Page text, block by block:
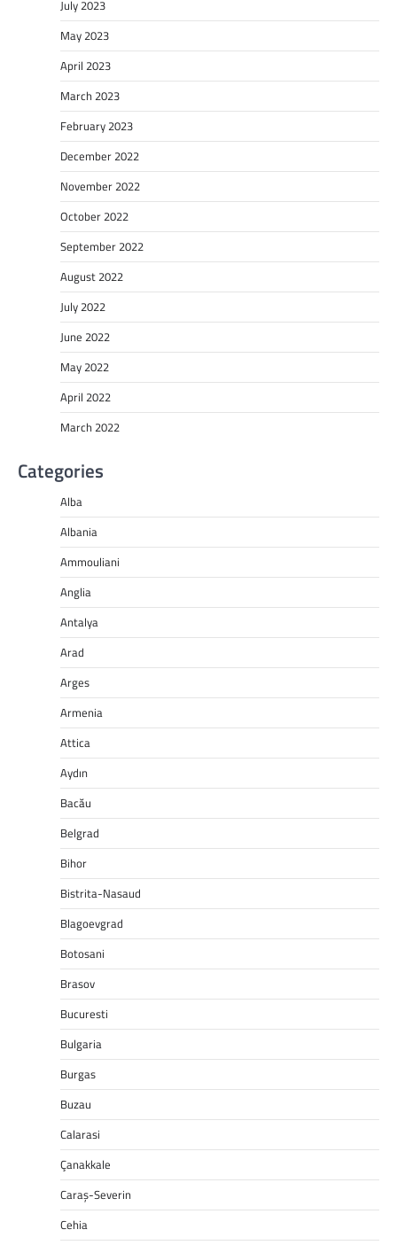
July 2023
May 2023
April 2023
March 2023
February 2023
December 2022
November 2022
October 2022
September 2022
August 2022
July 2022
June 2022
May 2022
April 2022
March 2022
Categories
Alba
Albania
Ammouliani
Anglia
Antalya
Arad
Arges
Armenia
Attica
Aydın
Bacău
Belgrad
Bihor
Bistrita-Nasaud
Blagoevgrad
Botosani
Brasov
Bucuresti
Bulgaria
Burgas
Buzau
Calarasi
Çanakkale
Caraș-Severin
Cehia